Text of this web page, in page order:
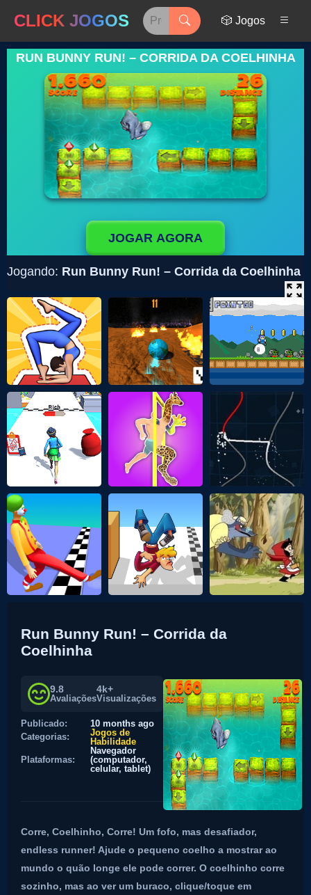
CLICK JOGOS 🎲 Jogos
RUN BUNNY RUN! – CORRIDA DA COELHINHA
JOGAR AGORA
Jogando: Run Bunny Run! – Corrida da Coelhinha
Run Bunny Run! – Corrida da
Coelhinha
9.8
Avaliações
4k+
Visualizações
Publicado:
10 months ago
Categorias:
Jogos de
Habilidade
Plataformas:
Navegador
(computador,
celular, tablet)
Corre, Coelhinho, Corre! Um fofo, mas desafiador,
endless runner! Ajude o pequeno coelho a mostrar ao
mundo o quão longe ele pode correr. O coelhinho corre
sozinho, mas ao ver um buraco, clique/toque em